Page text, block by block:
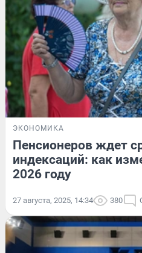
ЭКОНОМИКА
Пенсионеров ждет
индексаций: как
2026 году
27 августа, 2025, 14:34 380